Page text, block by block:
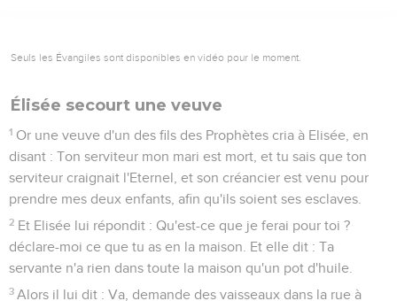
Seuls les Évangiles sont disponibles en vidéo pour le moment.
Élisée secourt une veuve
1 Or une veuve d'un des fils des Prophètes cria à Elisée, en
disant : Ton serviteur mon mari est mort, et tu sais que ton
serviteur craignait l'Eternel, et son créancier est venu pour
prendre mes deux enfants, afin qu'ils soient ses esclaves.
2 Et Elisée lui répondit : Qu'est-ce que je ferai pour toi ?
déclare-moi ce que tu as en la maison. Et elle dit : Ta
servante n'a rien dans toute la maison qu'un pot d'huile.
3 Alors il lui dit : Va, demande des vaisseaux dans la rue à